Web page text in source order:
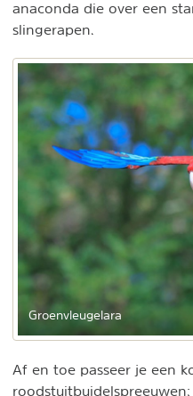
anaconda die over een
slingerapen.
Groenvleugelara
Af en toe passeer je een